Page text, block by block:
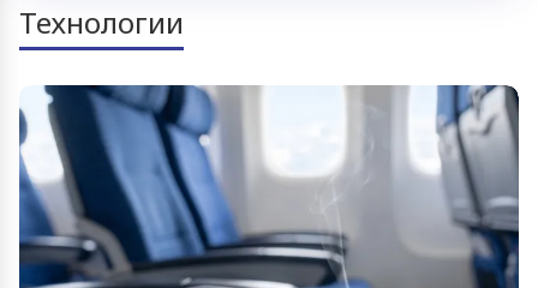
Технологии